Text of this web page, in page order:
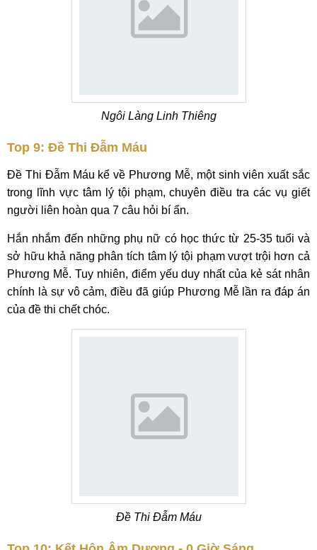
Ngôi Làng Linh Thiêng
Top 9: Đề Thi Đẫm Máu
Đề Thi Đẫm Máu kể về Phương Mễ, một sinh viên xuất sắc
trong lĩnh vực tâm lý tội phạm, chuyên điều tra các vụ giết
người liên hoàn qua 7 câu hỏi bí ẩn.
Hắn nhắm đến những phụ nữ có học thức từ 25-35 tuổi và
sở hữu khả năng phân tích tâm lý tội phạm vượt trội hơn cả
Phương Mễ. Tuy nhiên, điểm yếu duy nhất của kẻ sát nhân
chính là sự vô cảm, điều đã giúp Phương Mễ lần ra đáp án
của đề thi chết chóc.
Đề Thi Đẫm Máu